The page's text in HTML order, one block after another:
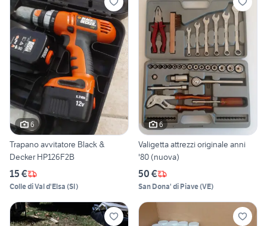
6
Trapano avvitatore Black &
Decker HP126F2B
15 €
Colle di Val d'Elsa (SI)
6
Valigetta attrezzi originale anni
'80 (nuova)
50 €
San Dona' di Piave(VE)